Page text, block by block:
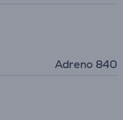
Adreno 840